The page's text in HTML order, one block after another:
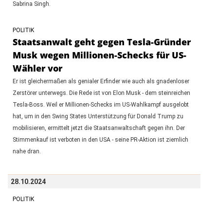
Sabrina Singh.
POLITIK
Staatsanwalt geht gegen Tesla-Gründer
Musk wegen Millionen-Schecks für US-
Wähler vor
Er ist gleichermaßen als genialer Erfinder wie auch als gnadenloser
Zerstörer unterwegs. Die Rede ist von Elon Musk - dem steinreichen
Tesla-Boss. Weil er Millionen-Schecks im US-Wahlkampf ausgelobt
hat, um in den Swing States Unterstützung für Donald Trump zu
mobilisieren, ermittelt jetzt die Staatsanwaltschaft gegen ihn. Der
Stimmenkauf ist verboten in den USA - seine PR-Aktion ist ziemlich
nahe dran.
28.10.2024
POLITIK